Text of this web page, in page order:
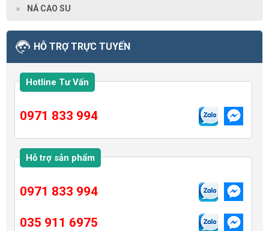
NÁ CAO SU
HỖ TRỢ TRỰC TUYẾN
Hotline Tư Vấn
0971 833 994
Hỗ trợ sản phẩm
0971 833 994
035 911 6975